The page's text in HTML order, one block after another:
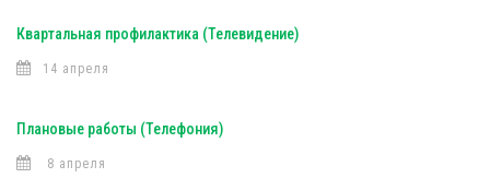
Квартальная профилактика (Телевидение)
14 апреля
Плановые работы (Телефония)
8 апреля